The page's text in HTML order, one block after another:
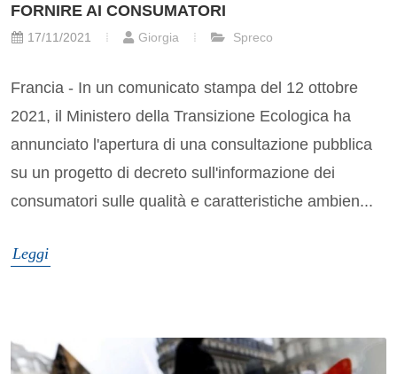
FORNIRE AI CONSUMATORI
17/11/2021 Giorgia Spreco
Francia - In un comunicato stampa del 12 ottobre
2021, il Ministero della Transizione Ecologica ha
annunciato l'apertura di una consultazione pubblica
su un progetto di decreto sull'informazione dei
consumatori sulle qualità e caratteristiche ambien...
Leggi